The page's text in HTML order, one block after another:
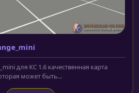
для КС 1.6 качественная карта
может быть...